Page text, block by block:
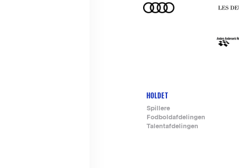
Footer-
menu
HOLDET
Spillere
Fodboldafdelingen
Talentafdelingen